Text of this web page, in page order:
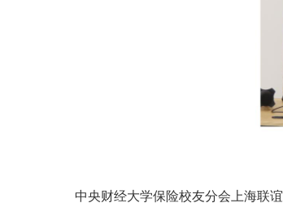
中央财经大学保险校友分会上海联